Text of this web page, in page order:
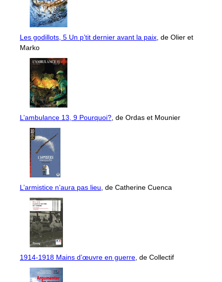
Les godillots, 5 Un p’tit dernier avant la paix , de Olier et
Marko
L’ambulance 13, 9 Pourquoi? , de Ordas et Mounier
L’armistice n’aura pas lieu , de Catherine Cuenca
1914-1918 Mains d’œuvre en guerre , de Collectif